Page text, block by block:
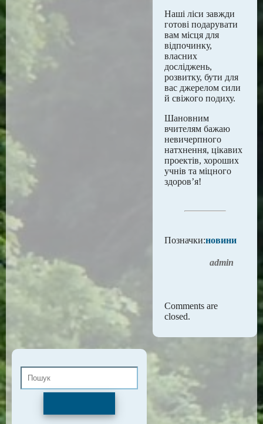
Наші ліси завжди
готові подарувати
вам місця для
відпочинку,
власних
досліджень,
розвитку, бути для
вас джерелом сили
й свіжого подиху.
Шановним
вчителям бажаю
невичерпного
натхнення, цікавих
проектів, хороших
учнів та міцного
здоров’я!
Позначки:новини
admin
Comments are
closed.